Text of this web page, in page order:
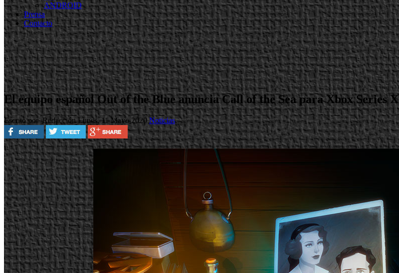
ANDROID
Prensa
Contacto
El equipo español Out of the Blue anuncia Call of the Sea para Xbox Series X
Escrito por RedacciónLunes, 11 Mayo 2020Noticias